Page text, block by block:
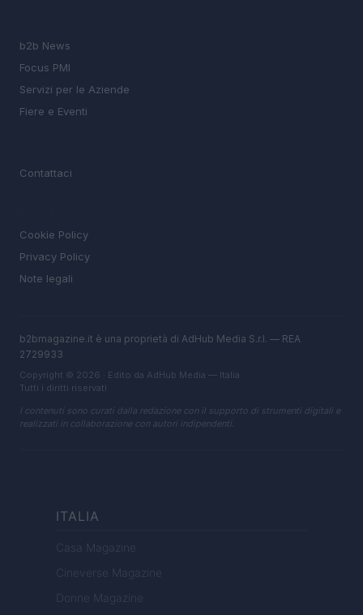
b2b News
Focus PMI
Servizi per le Aziende
Fiere e Eventi
Contattaci
Cookie Policy
Privacy Policy
Note legali
b2bmagazine.it è una proprietà di AdHub Media S.r.l. — REA
2729933
Copyright © 2026 · Edito da AdHub Media — Italia
Tutti i diritti riservati
I contenuti sono curati dalla redazione con il supporto di strumenti digitali e
realizzati in collaborazione con autori indipendenti.
ITALIA
Casa Magazine
Cineverse Magazine
Donne Magazine